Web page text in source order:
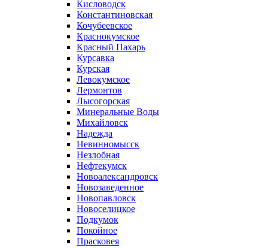
Кисловодск
Константиновская
Кочубеевское
Краснокумское
Красный Пахарь
Курсавка
Курская
Левокумское
Лермонтов
Лысогорская
Минеральные Воды
Михайловск
Надежда
Невинномысск
Незлобная
Нефтекумск
Новоалександровск
Новозаведенное
Новопавловск
Новоселицкое
Подкумок
Покойное
Прасковея